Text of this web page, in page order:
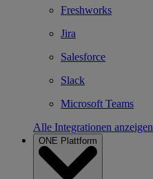
Freshworks
Jira
Salesforce
Slack
Microsoft Teams
Alle Integrationen anzeigen
ONE Plattform